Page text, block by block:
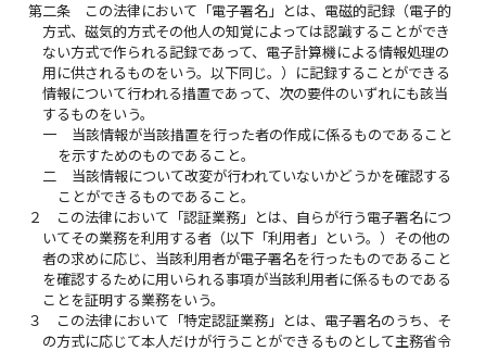
第二条
この法律において「電子署名」とは、電磁的記録（電子的
方式、磁気的方式その他人の知覚によっては認識することができ
ない方式で作られる記録であって、電子計算機による情報処理の
用に供されるものをいう。以下同じ。）に記録することができる
情報について行われる措置であって、次の要件のいずれにも該当
するものをいう。
一
当該情報が当該措置を行った者の作成に係るものであること
を示すためのものであること。
二
当該情報について改変が行われていないかどうかを確認する
ことができるものであること。
２
この法律において「認証業務」とは、自らが行う電子署名につ
いてその業務を利用する者（以下「利用者」という。）その他の
者の求めに応じ、当該利用者が電子署名を行ったものであること
を確認するために用いられる事項が当該利用者に係るものである
ことを証明する業務をいう。
３
この法律において「特定認証業務」とは、電子署名のうち、そ
の方式に応じて本人だけが行うことができるものとして主務省令